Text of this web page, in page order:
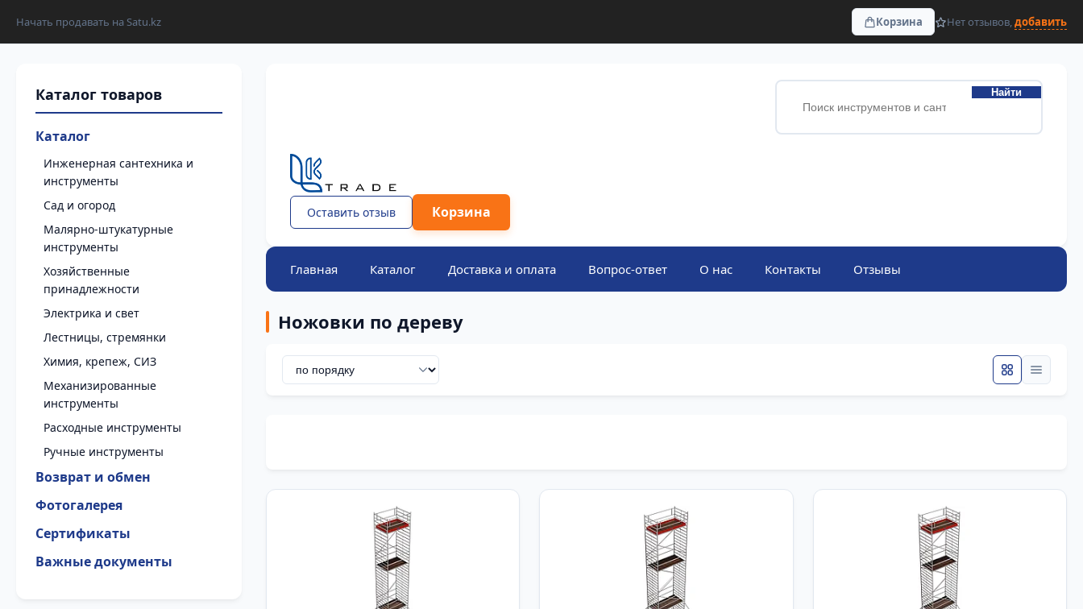
Начать продавать на Satu.kz Корзина Нет отзывов,добавить
Каталог
Инженерная сантехника и
инструменты
Сад и огород
Малярно-штукатурные
инструменты
Хозяйственные
принадлежности
Электрика и свет
Лестницы, стремянки
Химия, крепеж, СИЗ
Механизированные
инструменты
Расходные инструменты
Ручные инструменты
Возврат и обмен
Фотогалерея
Сертификаты
Важные документы
Найти
Оставить отзыв Корзина
Главная Каталог Доставка и оплата Вопрос-ответ О нас Контакты Отзывы
Ножовки по дереву